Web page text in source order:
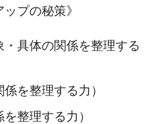
プの秘策》
具体の関係を整理する
を整理する力）
整理する力）